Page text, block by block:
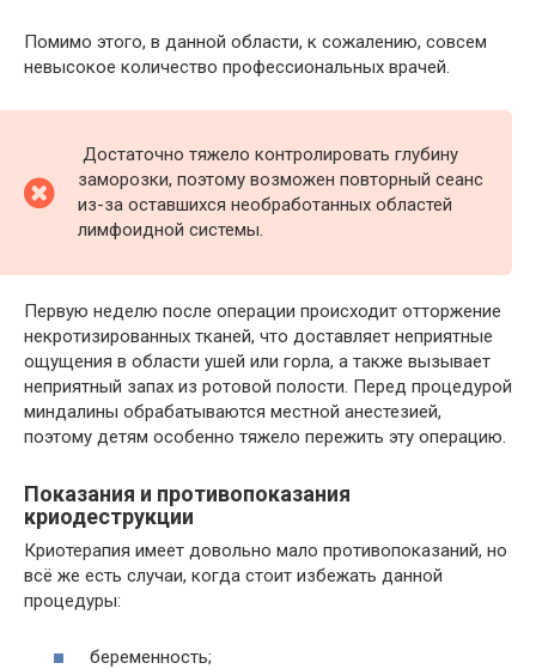
Помимо этого, в данной области, к сожалению, совсем
невысокое количество профессиональных врачей.
Достаточно тяжело контролировать глубину
заморозки, поэтому возможен повторный сеанс
из-за оставшихся необработанных областей
лимфоидной системы.
Первую неделю после операции происходит отторжение
некротизированных тканей, что доставляет неприятные
ощущения в области ушей или горла, а также вызывает
неприятный запах из ротовой полости. Перед процедурой
миндалины обрабатываются местной анестезией,
поэтому детям особенно тяжело пережить эту операцию.
Показания и противопоказания
криодеструкции
Криотерапия имеет довольно мало противопоказаний, но
всё же есть случаи, когда стоит избежать данной
процедуры:
беременность;